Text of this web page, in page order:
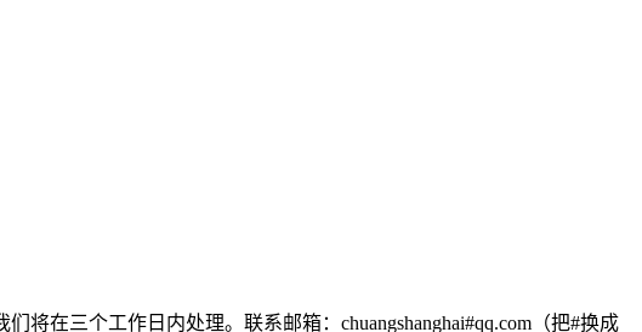
在三个工作日内处理。联系邮箱：chuangshanghai#qq.com（把#换成